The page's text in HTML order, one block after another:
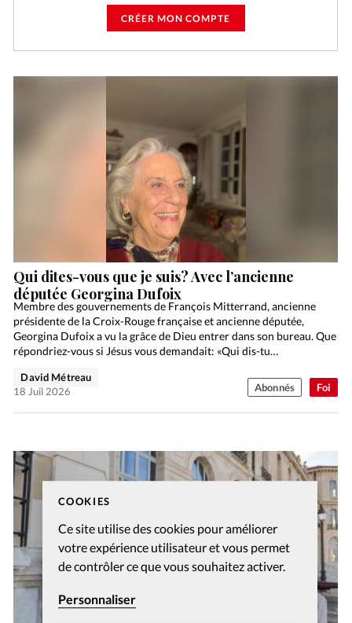
COOKIES
Ce site utilise des cookies pour améliorer
votre expérience utilisateur et vous permet
de contrôler ce que vous souhaitez activer.
Personnaliser
CRÉER MON COMPTE
Foi
Qui dites-vous que je suis? Avec l’ancienne
députée Georgina Dufoix
Membre des gouvernements de François Mitterrand, ancienne
présidente de la Croix-Rouge française et ancienne députée,
Georgina Dufoix a vu la grâce de Dieu entrer dans son bureau. Que
répondriez-vous si Jésus vous demandait: «Qui dis-tu…
David Métreau
18 Juil 2026
Abonnés